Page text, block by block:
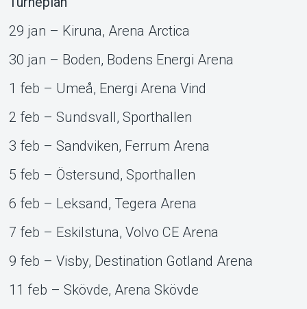
29 jan – Kiruna, Arena Arctica
30 jan – Boden, Bodens Energi Arena
1 feb – Umeå, Energi Arena Vind
2 feb – Sundsvall, Sporthallen
3 feb – Sandviken, Ferrum Arena
5 feb – Östersund, Sporthallen
6 feb – Leksand, Tegera Arena
7 feb – Eskilstuna, Volvo CE Arena
9 feb – Visby, Destination Gotland Arena
11 feb – Skövde, Arena Skövde